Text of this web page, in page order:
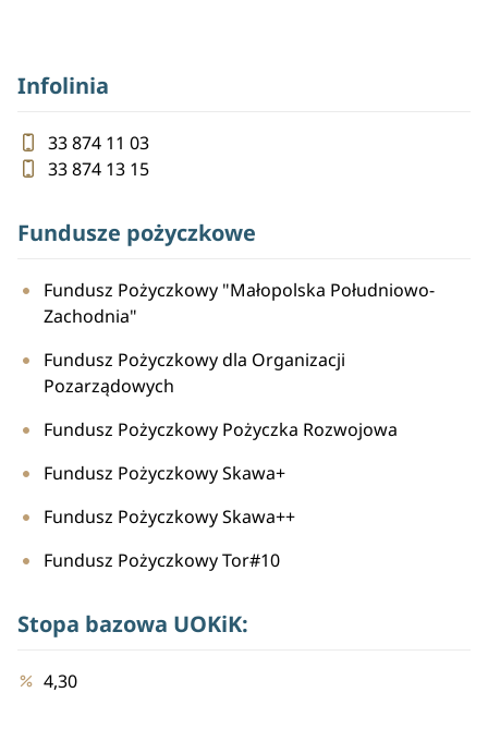
Infolinia
33 874 11 03
33 874 13 15
Fundusze pożyczkowe
Fundusz Pożyczkowy "Małopolska Południowo-
Zachodnia"
Fundusz Pożyczkowy dla Organizacji
Pozarządowych
Fundusz Pożyczkowy Pożyczka Rozwojowa
Fundusz Pożyczkowy Skawa+
Fundusz Pożyczkowy Skawa++
Fundusz Pożyczkowy Tor#10
Stopa bazowa UOKiK:
4,30